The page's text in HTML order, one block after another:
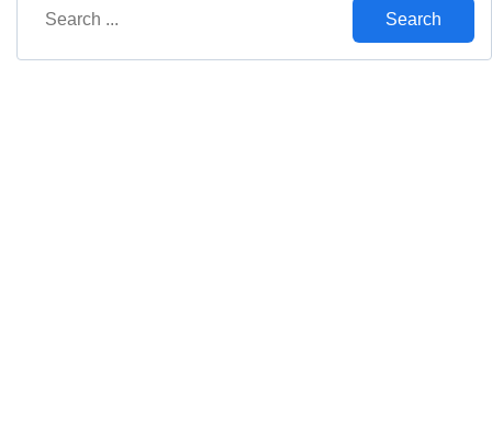
Search